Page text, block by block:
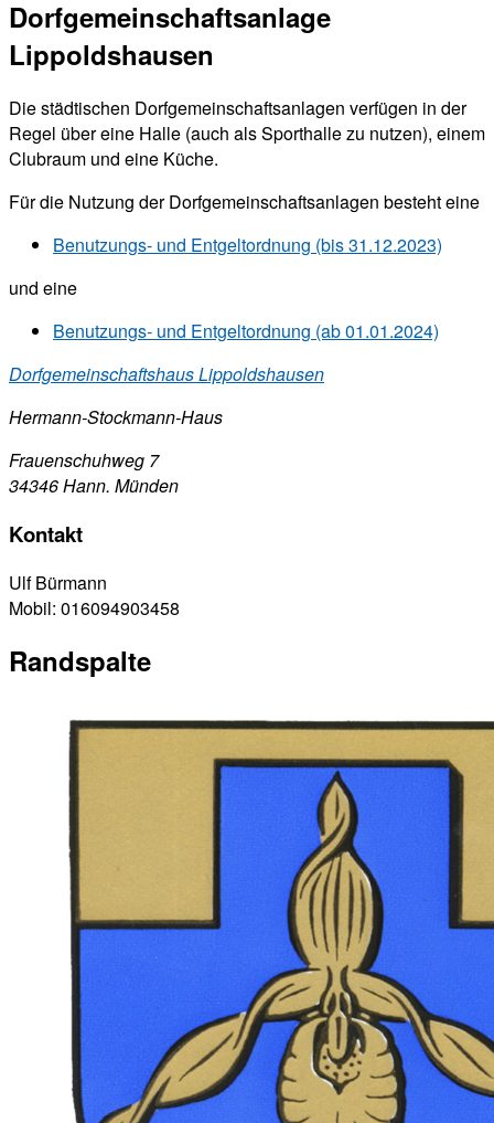
Dorfgemeinschaftsanlage
Lippoldshausen
Die städtischen Dorfgemeinschaftsanlagen verfügen in der
Regel über eine Halle (auch als Sporthalle zu nutzen), einem
Clubraum und eine Küche.
Für die Nutzung der Dorfgemeinschaftsanlagen besteht eine
Benutzungs- und Entgeltordnung (bis 31.12.2023)
und eine
Benutzungs- und Entgeltordnung (ab 01.01.2024)
Dorfgemeinschaftshaus Lippoldshausen
Hermann-Stockmann-Haus
Frauenschuhweg 7
34346 Hann. Münden
Kontakt
Ulf Bürmann
Mobil: 016094903458
Randspalte